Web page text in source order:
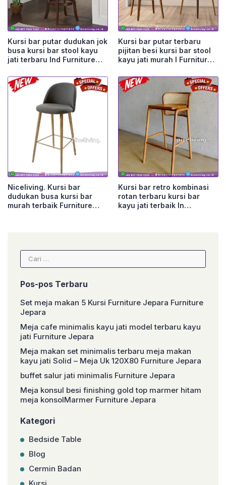
Kursi bar putar dudukan jok
busa kursi bar stool kayu
jati terbaru Ind Furniture
Kursi bar putar terbaru
pijitan besi kursi bar stool
kayu jati murah I Furniture
Niceliving. Kursi bar
dudukan busa kursi bar
murah terbaik Furniture
Kursi bar retro kombinasi
rotan terbaru kursi bar
kayu jati terbaik In
Cari
untuk:
Pos-pos Terbaru
Set meja makan 5 Kursi Furniture Jepara Furniture
Jepara
Meja cafe minimalis kayu jati model terbaru kayu
jati Furniture Jepara
Meja makan set minimalis terbaru meja makan
kayu jati Solid – Meja Uk 120X80 Furniture Jepara
buffet salur jati minimalis Furniture Jepara
Meja konsul besi finishing gold top marmer hitam
meja konsolMarmer Furniture Jepara
Kategori
Bedside Table
Blog
Cermin Badan